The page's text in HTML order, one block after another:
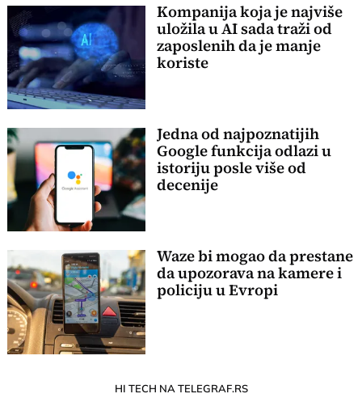
Kompanija koja je najviše
uložila u AI sada traži od
zaposlenih da je manje
koriste
Jedna od najpoznatijih
Google funkcija odlazi u
istoriju posle više od
decenije
Waze bi mogao da prestane
da upozorava na kamere i
policiju u Evropi
HI TECH NA TELEGRAF.RS